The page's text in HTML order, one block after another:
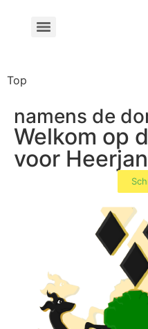
Top
namens de
Welkom op
voor